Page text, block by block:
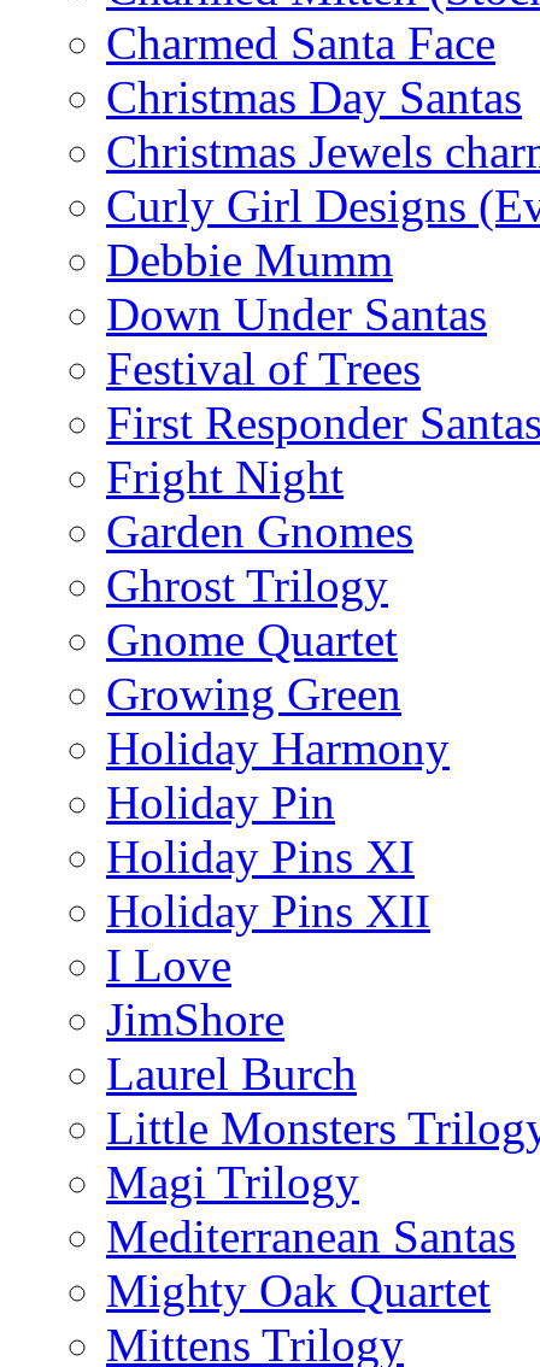
Charmed Santa Face
Christmas Day Santas
Christmas Jewels
Curly Girl Designs
Debbie Mumm
Down Under Santas
Festival of Trees
First Responder
Fright Night
Garden Gnomes
Ghrost Trilogy
Gnome Quartet
Growing Green
Holiday Harmony
Holiday Pin
Holiday Pins XI
Holiday Pins XII
I Love
JimShore
Laurel Burch
Little Monsters
Magi Trilogy
Mediterranean Santas
Mighty Oak Quartet
Mittens Trilogy